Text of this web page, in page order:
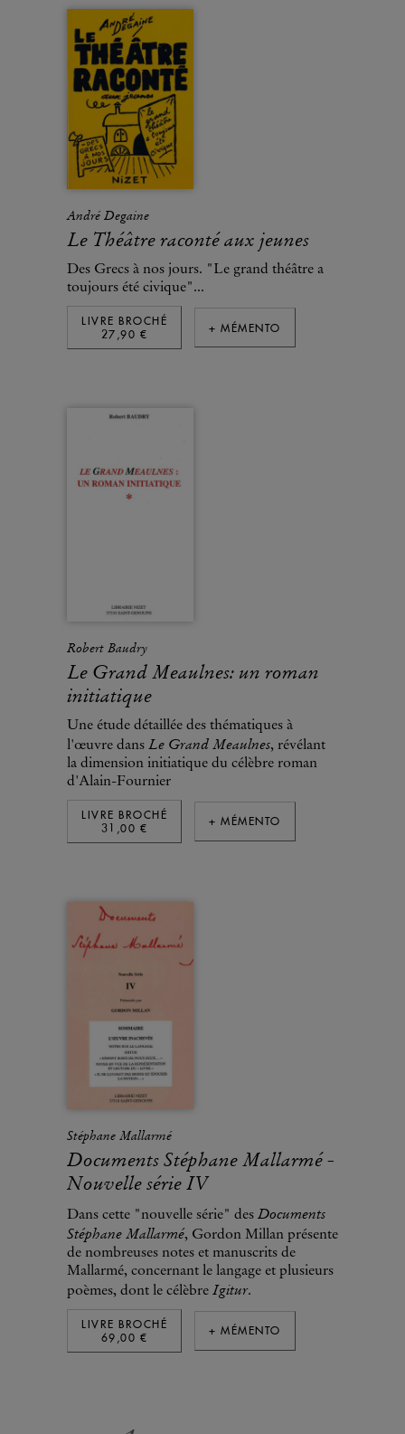
André Degaine
Le Théâtre raconté aux jeunes
Des Grecs à nos jours. "Le grand théâtre a
toujours été civique"...
LIVRE BROCHÉ
27,90 €
+ MÉMENTO
Robert Baudry
Le Grand Meaulnes: un roman
initiatique
Une étude détaillée des thématiques à
l'œuvre dans Le Grand Meaulnes, révélant
la dimension initiatique du célèbre roman
d'Alain-Fournier
LIVRE BROCHÉ
31,00 €
+ MÉMENTO
Stéphane Mallarmé
Documents Stéphane Mallarmé -
Nouvelle série IV
Dans cette "nouvelle série" des Documents
Stéphane Mallarmé, Gordon Millan présente
de nombreuses notes et manuscrits de
Mallarmé, concernant le langage et plusieurs
poèmes, dont le célèbre Igitur.
LIVRE BROCHÉ
69,00 €
+ MÉMENTO